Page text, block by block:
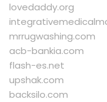
lovedaddy.org
mrrugwashing.com
acb-bankia.com
flash-es.net
upshak.com
backsilo.com